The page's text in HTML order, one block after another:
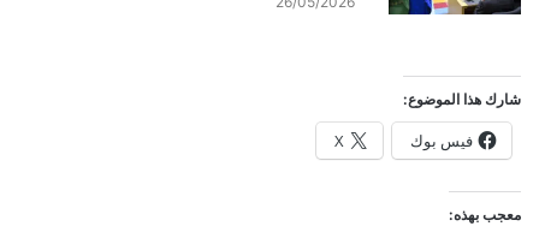
شارك هذا الموضوع:
فيس بوك X
معجب بهذه: